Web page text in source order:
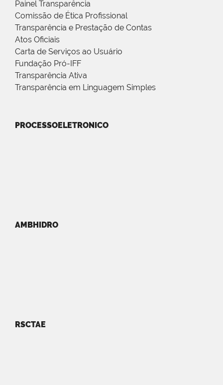
Painel Transparência
Comissão de Ética Profissional
Transparência e Prestação de Contas
Atos Oficiais
Carta de Serviços ao Usuário
Fundação Pró-IFF
Transparência Ativa
Transparência em Linguagem Simples
PROCESSOELETRONICO
AMBHIDRO
RSCTAE